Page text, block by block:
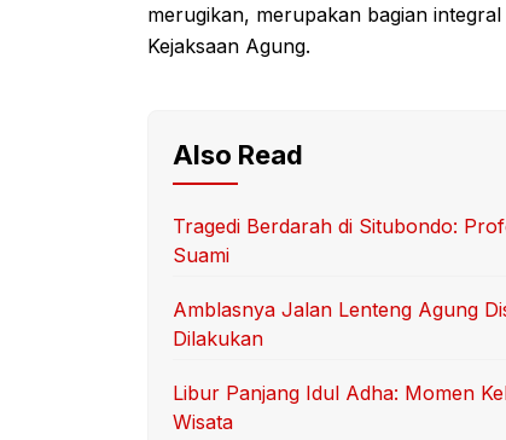
merugikan, merupakan bagian
Kejaksaan Agung.
Also Read
Tragedi Berdarah di Situbondo:
Suami
Amblasnya Jalan Lenteng Agung
Dilakukan
Libur Panjang Idul Adha: Momen
Wisata